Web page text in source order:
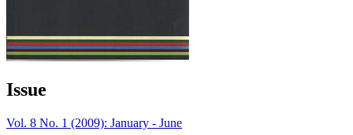
Issue
Vol. 8 No. 1 (2009): January - June